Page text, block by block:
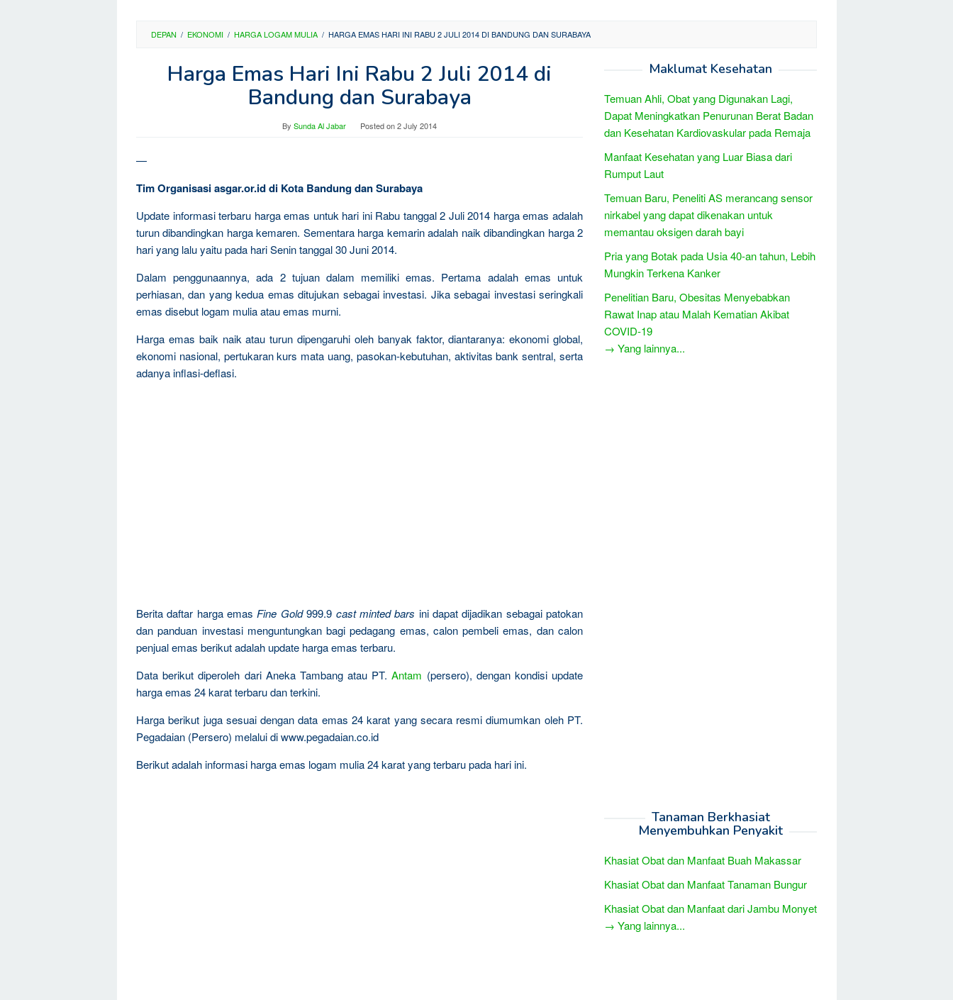
DEPAN / EKONOMI / HARGA LOGAM MULIA / HARGA EMAS HARI INI RABU 2 JULI 2014 DI BANDUNG DAN SURABAYA
Harga Emas Hari Ini Rabu 2 Juli 2014 di
Bandung dan Surabaya
By Sunda Al Jabar Posted on2 July 2014
—
Tim Organisasi asgar.or.id di Kota Bandung dan Surabaya
Update informasi terbaru harga emas untuk hari ini Rabu tanggal 2 Juli 2014 harga emas adalah
turun dibandingkan harga kemaren. Sementara harga kemarin adalah naik dibandingkan harga 2
hari yang lalu yaitu pada hari Senin tanggal 30 Juni 2014.
Dalam penggunaannya, ada 2 tujuan dalam memiliki emas. Pertama adalah emas untuk
perhiasan, dan yang kedua emas ditujukan sebagai investasi. Jika sebagai investasi seringkali
emas disebut logam mulia atau emas murni.
Harga emas baik naik atau turun dipengaruhi oleh banyak faktor, diantaranya: ekonomi global,
ekonomi nasional, pertukaran kurs mata uang, pasokan-kebutuhan, aktivitas bank sentral, serta
adanya inflasi-deflasi.
Berita daftar harga emas Fine Gold999.9 cast minted bars ini dapat dijadikan sebagai patokan
dan panduan investasi menguntungkan bagi pedagang emas, calon pembeli emas, dan calon
penjual emas berikut adalah update harga emas terbaru.
Data berikut diperoleh dari Aneka Tambang atau PT.Antam (persero), dengan kondisi update
harga emas 24 karat terbaru dan terkini.
Harga berikut juga sesuai dengan data emas 24 karat yang secara resmi diumumkan oleh PT.
Pegadaian (Persero) melalui di www.pegadaian.co.id
Berikut adalah informasi harga emas logam mulia 24 karat yang terbaru pada hari ini.
Maklumat Kesehatan
Temuan Ahli, Obat yang Digunakan Lagi,
Dapat Meningkatkan Penurunan Berat Badan
dan Kesehatan Kardiovaskular pada Remaja
Manfaat Kesehatan yang Luar Biasa dari
Rumput Laut
Temuan Baru, Peneliti AS merancang sensor
nirkabel yang dapat dikenakan untuk
memantau oksigen darah bayi
Pria yang Botak pada Usia 40-an tahun, Lebih
Mungkin Terkena Kanker
Penelitian Baru, Obesitas Menyebabkan
Rawat Inap atau Malah Kematian Akibat
COVID-19
→ Yang lainnya...
Tanaman Berkhasiat
Menyembuhkan Penyakit
Khasiat Obat dan Manfaat Buah Makassar
Khasiat Obat dan Manfaat Tanaman Bungur
Khasiat Obat dan Manfaat dari Jambu Monyet
→ Yang lainnya...